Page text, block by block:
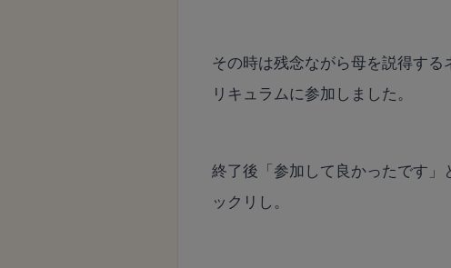
その時は残念ながら母を説得す
リキュラムに参加しました。
終了後「参加して良かったです
ックリし。